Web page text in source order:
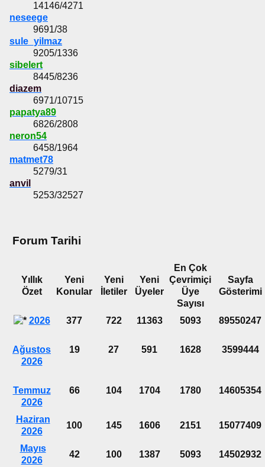
14146/4271
neseege
9691/38
sule_yilmaz
9205/1336
sibelert
8445/8236
diazem
6971/10715
papatya89
6826/2808
neron54
6458/1964
matmet78
5279/31
anvil
5253/32527
Forum Tarihi
Yıllık
Özet
Yeni
Konular
Yeni
İletiler
Yeni
Üyeler
En Çok
Çevrimiçi
Üye
Sayısı
Sayfa
Gösterimi
2026 377 722 11363 5093 89550247
Ağustos
2026
19 27 591 1628 3599444
Temmuz
2026
66 104 1704 1780 14605354
Haziran
2026
100 145 1606 2151 15077409
Mayıs
2026
42 100 1387 5093 14502932